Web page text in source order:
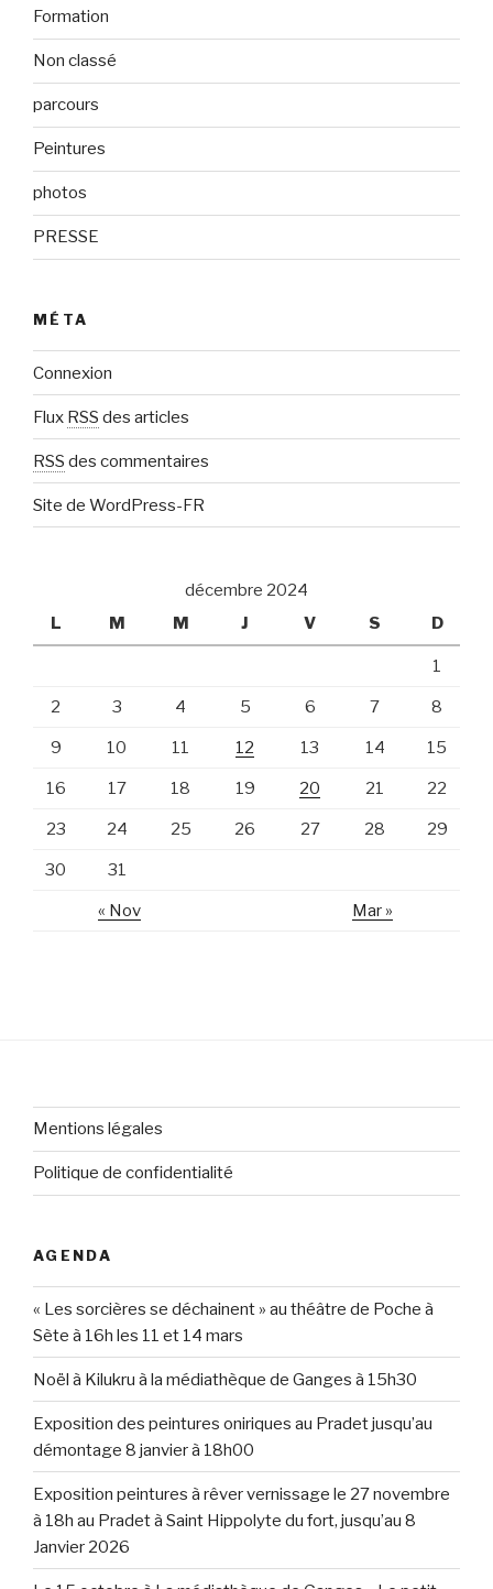
Formation
Non classé
parcours
Peintures
photos
PRESSE
MÉTA
Connexion
Flux RSS des articles
RSS des commentaires
Site de WordPress-FR
décembre 2024
L
M M J V S D
« Nov Mar »
1
2 3 4 5 6 7 8
9 10 11 12 13 14 15
16 17 18 19 20 21 22
23 24 25 26 27 28 29
30 31
Mentions légales
Politique de confidentialité
AGENDA
« Les sorcières se déchainent » au théâtre de Poche à
Sète à 16h les 11 et 14 mars
Noël à Kilukru à la médiathèque de Ganges à 15h30
Exposition des peintures oniriques au Pradet jusqu’au
démontage 8 janvier à 18h00
Exposition peintures à rêver vernissage le 27 novembre
à 18h au Pradet à Saint Hippolyte du fort, jusqu’au 8
Janvier 2026